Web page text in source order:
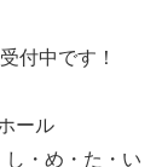
付中です！
ール
・め・た・い